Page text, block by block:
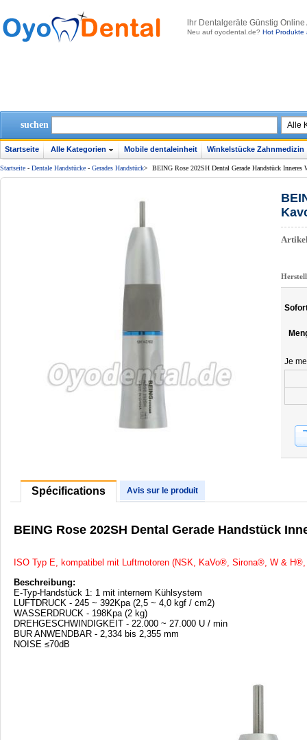
lhr Dentalgeräte Günstig
Neu auf oyodental.de? Hot Produkte
suchen
Startseite Alle Kategorien Mobile dentaleinheit Winkelstücke Zahnmedizin
Startseite - Dentale Handstücke - Gerades Handstück> BEING Rose 202SH Dental Gerade Handstück
Je
Spécifications Avis sur le produit
BEING Rose 202SH Dental Gerade Handstück
ISO Typ E, kompatibel mit Luftmotoren (NSK, KaVo®, Sirona®, W &
Beschreibung:
E-Typ-Handstück 1: 1 mit internem Kühlsystem
LUFTDRUCK - 245 ~ 392Kpa (2,5 ~ 4,0 kgf / cm2)
WASSERDRUCK - 198Kpa (2 kg)
DREHGESCHWINDIGKEIT - 22.000 ~ 27.000 U / min
BUR ANWENDBAR - 2,334 bis 2,355 mm
NOISE ≤70dB